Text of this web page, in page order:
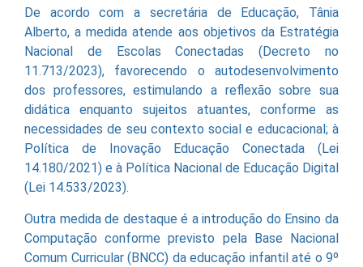
De acordo com a secretária de Educação, Tânia
Alberto, a medida atende aos objetivos da Estratégia
Nacional de Escolas Conectadas (Decreto no
11.713/2023), favorecendo o autodesenvolvimento
dos professores, estimulando a reflexão sobre sua
didática enquanto sujeitos atuantes, conforme as
necessidades de seu contexto social e educacional; à
Política de Inovação Educação Conectada (Lei
14.180/2021) e à Política Nacional de Educação Digital
(Lei 14.533/2023).
Outra medida de destaque é a introdução do Ensino da
Computação conforme previsto pela Base Nacional
Comum Curricular (BNCC) da educação infantil até o 9º